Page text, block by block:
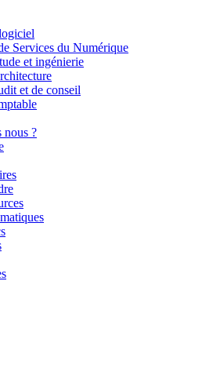
Services du Numérique
et ingénierie
et de conseil
nous ?